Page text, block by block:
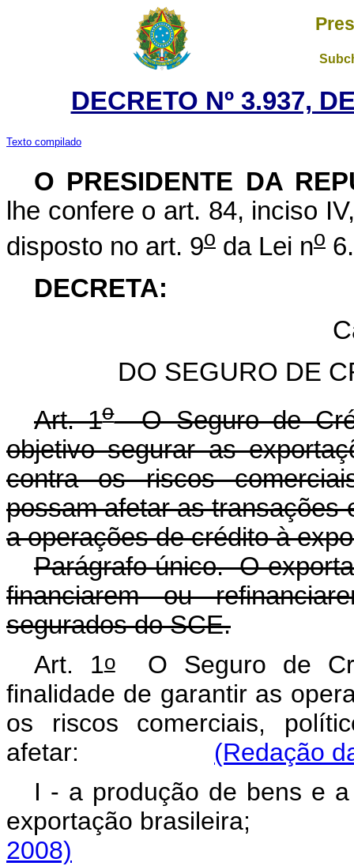
DECRETO Nº 3.937,
Texto compilado
O PRESIDENTE DA
lhe confere o art. 84, inciso
disposto no art. 9o da Lei no
DECRETA:
DO SEGURO DE
Art. 1oO Seguro de
objetivo segurar as
contra os riscos
possam afetar as transações
a operações de crédito à
Parágrafo único. O
financiarem ou
segurados do SCE.
Art. 1oO Seguro de
finalidade de garantir as
os riscos comerciais,
afetar: (Redação
I - a produção de bens e
exportação
2008)